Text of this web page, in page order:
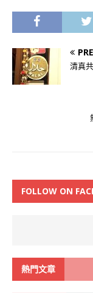
清真
FOLLOW ON
熱門文章